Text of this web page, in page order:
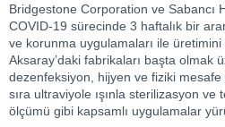
Bridgestone Corporation ve Sabancı
COVID-19 sürecinde 3 haftalık bir
ve korunma uygulamaları ile
Aksaray’daki fabrikaları başta olmak
dezenfeksiyon, hijyen ve fiziki
sıra ultraviyole ışınla sterilizasyon
ölçümü gibi kapsamlı uygulamalar